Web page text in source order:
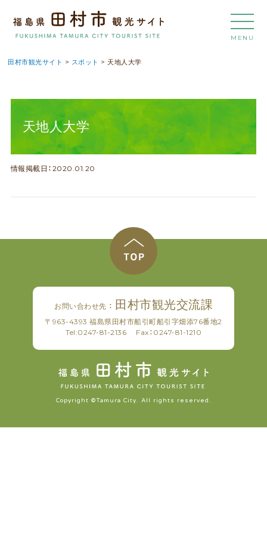
MENU
田村市観光サイト > スポット > 天地人大学
天地人大学
情報掲載日：2020.01.20
お問い合わせ先 ： 田村市観光交流課
〒963-4393 福島県田村市船引町船引字畑添76番地2
Tel:0247-81-2136 Fax：0247-81-1210
Copyright ©Tamura City. All rights reserved.